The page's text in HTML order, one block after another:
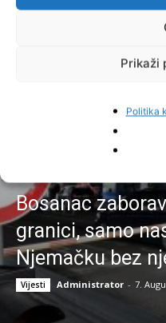
Prikaži
Politika
Bosanac
granici, samo
Njemačku bez
Vijesti Administrator - 7.